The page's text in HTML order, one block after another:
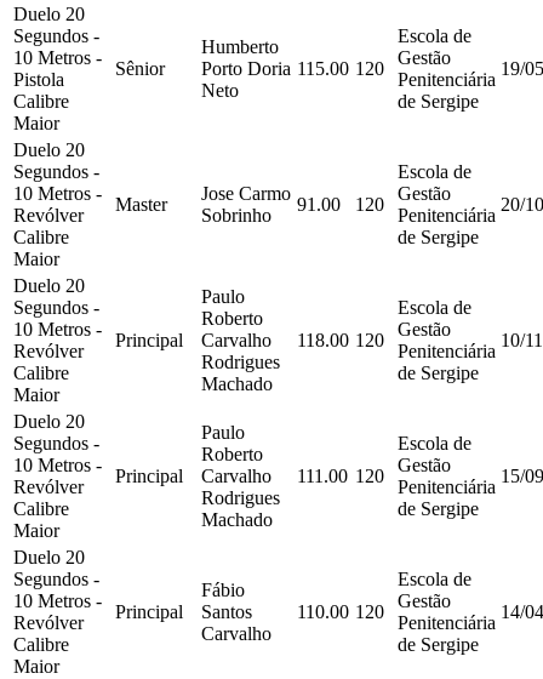
Duelo 20
Segundos -
10 Metros -
Pistola
Calibre
Maior
Sênior
Humberto
Porto Doria
Neto
115.00 120
Escola de
Gestão
Penitenciária
de Sergipe
19/
Duelo 20
Segundos -
10 Metros -
Revólver
Calibre
Maior
Master
Jose Carmo
Sobrinho
91.00 120
Escola de
Gestão
Penitenciária
de Sergipe
20/
Duelo 20
Segundos -
10 Metros -
Revólver
Calibre
Maior
Principal
Paulo
Roberto
Carvalho
Rodrigues
Machado
118.00 120
Escola de
Gestão
Penitenciária
de Sergipe
10/
Duelo 20
Segundos -
10 Metros -
Revólver
Calibre
Maior
Principal
Paulo
Roberto
Carvalho
Rodrigues
Machado
111.00 120
Escola de
Gestão
Penitenciária
de Sergipe
15/
Duelo 20
Segundos -
10 Metros -
Revólver
Calibre
Maior
Principal
Fábio
Santos
Carvalho
110.00 120
Escola de
Gestão
Penitenciária
de Sergipe
14/